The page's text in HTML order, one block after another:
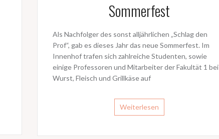
Sommerfest
Als Nachfolger des sonst alljährlichen „Schlag den
Prof“, gab es dieses Jahr das neue Sommerfest. Im
Innenhof trafen sich zahlreiche Studenten, sowie
einige Professoren und Mitarbeiter der Fakultät 1 bei
Wurst, Fleisch und Grillkäse auf
Weiterlesen